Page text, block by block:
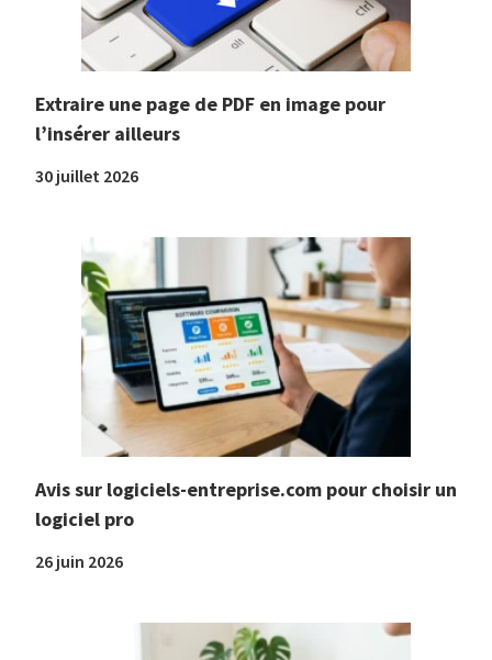
Extraire une page de PDF en image pour
l’insérer ailleurs
30 juillet 2026
Avis sur logiciels-entreprise.com pour choisir un
logiciel pro
26 juin 2026